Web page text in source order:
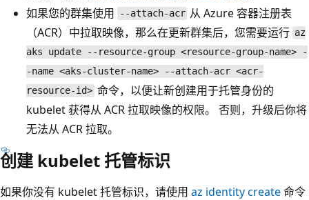
如果您的群集使用
--attach-acr 从 Azure 容器注册表
（ACR）中拉取映像，那么在更新群集后，您需要运行 az
aks update --resource-group <resource-group-name> -
-name <aks-cluster-name> --attach-acr <acr-
resource-id> 命令，以便让新创建用于托管身份的
kubelet 获得从 ACR 拉取映像的权限。 否则，升级后你将
无法从 ACR 拉取。
创建 kubelet 托管标识
如果你没有 kubelet 托管标识，请使用 az identity create命令